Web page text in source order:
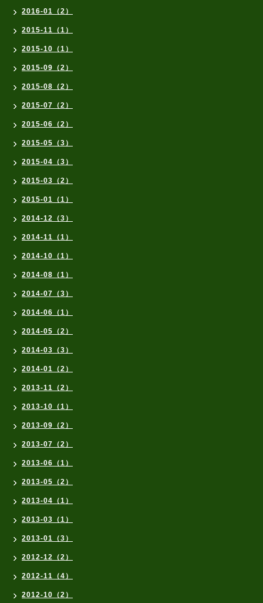
2016-01（2）
2015-11（1）
2015-10（1）
2015-09（2）
2015-08（2）
2015-07（2）
2015-06（2）
2015-05（3）
2015-04（3）
2015-03（2）
2015-01（1）
2014-12（3）
2014-11（1）
2014-10（1）
2014-08（1）
2014-07（3）
2014-06（1）
2014-05（2）
2014-03（3）
2014-01（2）
2013-11（2）
2013-10（1）
2013-09（2）
2013-07（2）
2013-06（1）
2013-05（2）
2013-04（1）
2013-03（1）
2013-01（3）
2012-12（2）
2012-11（4）
2012-10（2）